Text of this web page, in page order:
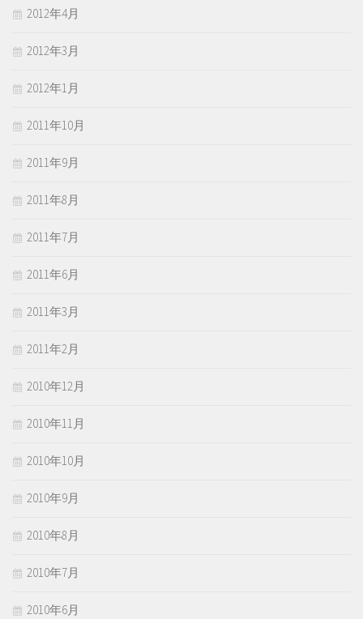
2012年4月
2012年3月
2012年1月
2011年10月
2011年9月
2011年8月
2011年7月
2011年6月
2011年3月
2011年2月
2010年12月
2010年11月
2010年10月
2010年9月
2010年8月
2010年7月
2010年6月